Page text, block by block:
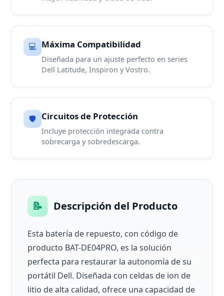
💻 Máxima Compatibilidad
Diseñada para un ajuste perfecto en series
Dell Latitude, Inspiron y Vostro.
🛡️ Circuitos de Protección
Incluye protección integrada contra
sobrecarga y sobredescarga.
📝 Descripción del Producto
Esta batería de repuesto, con código de
producto BAT-DE04PRO, es la solución
perfecta para restaurar la autonomía de su
portátil Dell. Diseñada con celdas de ion de
litio de alta calidad, ofrece una capacidad de